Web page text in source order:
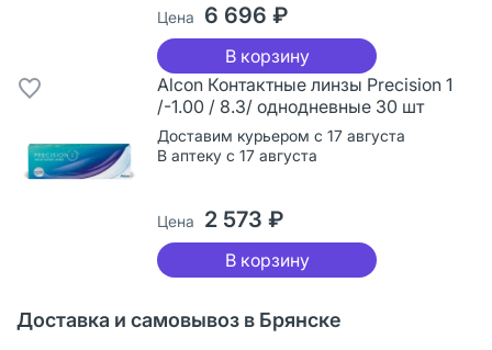
Цена 6 696 ₽
В корзину
Alcon Контактные линзы Precision 1
/-1.00 / 8.3/ однодневные 30 шт
Доставим курьером с 17 августа
В аптеку с 17 августа
Цена 2 573 ₽
В корзину
Доставка и самовывоз в Брянске